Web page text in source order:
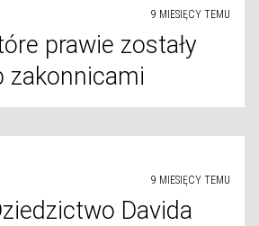
9 MIESIĘCY TEMU
prawie zostały
zakonnicami
9 MIESIĘCY TEMU
Davida